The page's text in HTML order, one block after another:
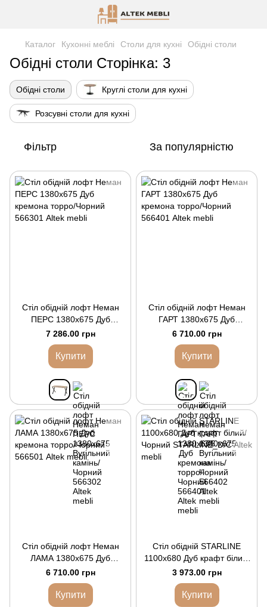
Каталог Кухонні меблі Столи для кухні Обідні столи
Обідні столи Сторінка: 3
Обідні столи Круглі столи для кухні
Розсувні столи для кухні
Фільтр За популярністю
Стіл обідній лофт Неман
ПЕРС 1380x675 Дуб
кремона торро/Чорний
7 286.00 грн
Купити
Стіл обідній лофт Неман
ГАРТ 1380x675 Дуб
кремона торро/Чорний
6 710.00 грн
Купити
Стіл обідній лофт Неман
ЛАМА 1380x675 Дуб
кремона торро/Чорний
6 710.00 грн
Купити
Стіл обідній STARLINE
1100x680 Дуб крафт білий/
Чорний
3 973.00 грн
Купити